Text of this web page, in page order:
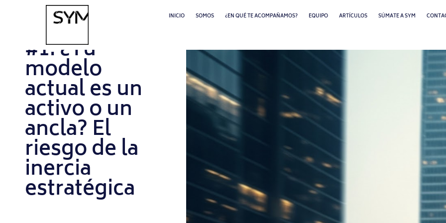
INICIO SOMOS ¿EN QUÉ TE ACOMPAÑAMOS? EQUIPO ARTÍCULOS SÚMATE A SYM
FEBRERO 24, 2026
Xtrategia Lab
#1: ¿Tu
modelo
actual es un
activo o un
ancla? El
riesgo de la
inercia
estratégica